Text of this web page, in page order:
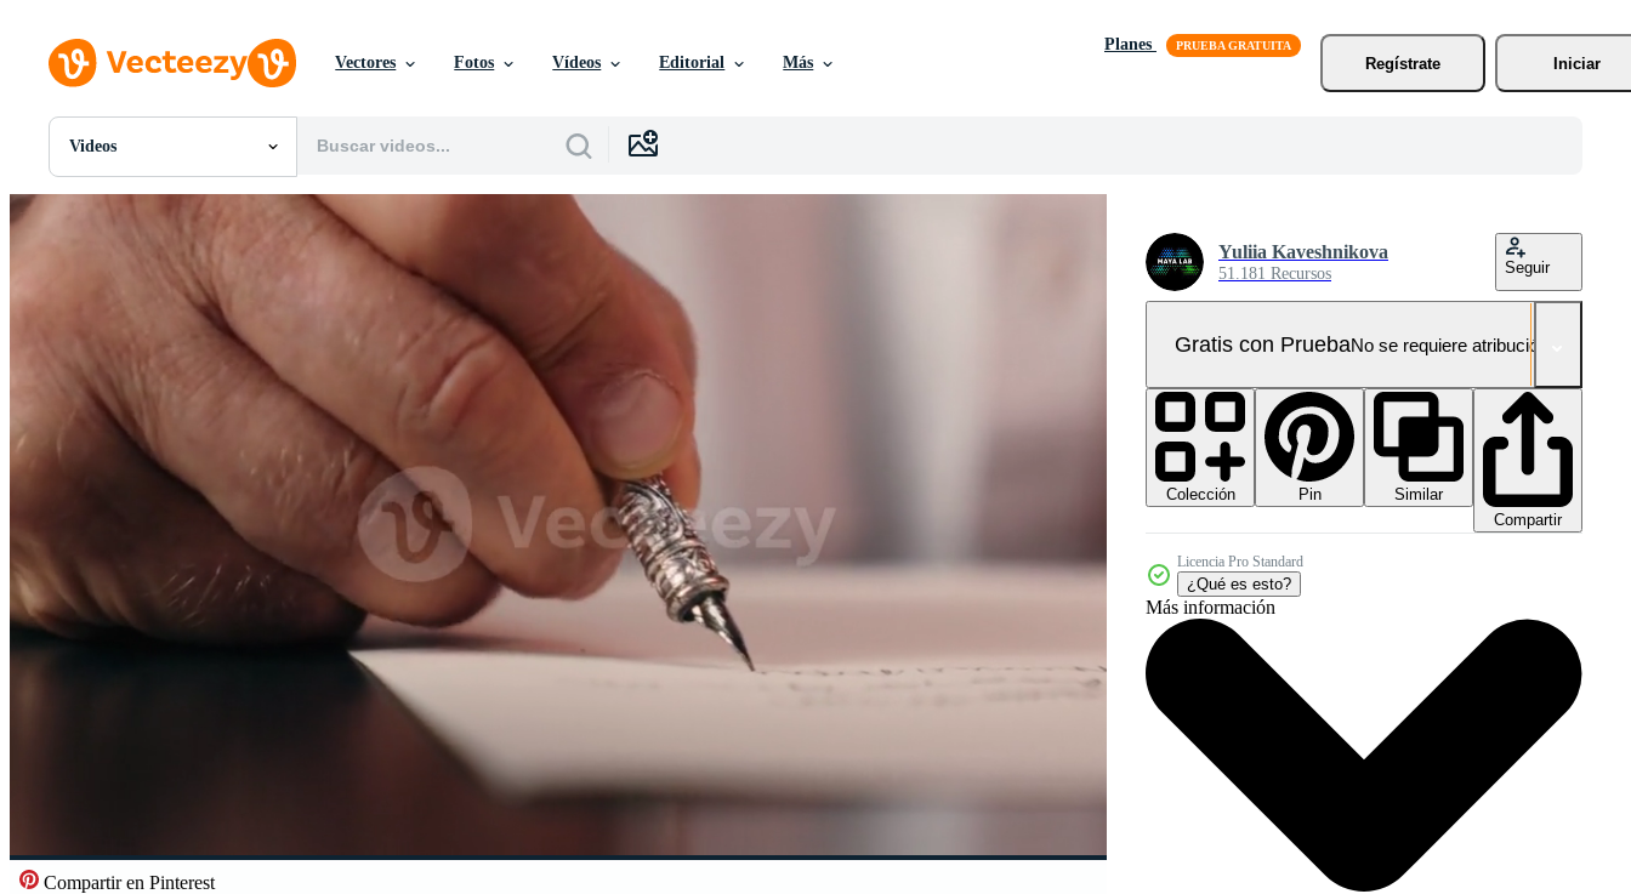
Vectores Fotos Vídeos Editorial Más
Planes
Regístrate
Iniciar
Videos
Todas Imágenes
PNGs
Gráficos en Movimiento
Imágenes Editoriales
Eventos Editoriales
Compartir en Pinterest
Yuliia Kaveshnikova
51.181 Recursos Seguir
Gratis con PruebaNo se requiere atribución!
Colección Pin
Similar
Compartir
Licencia Pro Standard
¿Qué es esto?
Más información